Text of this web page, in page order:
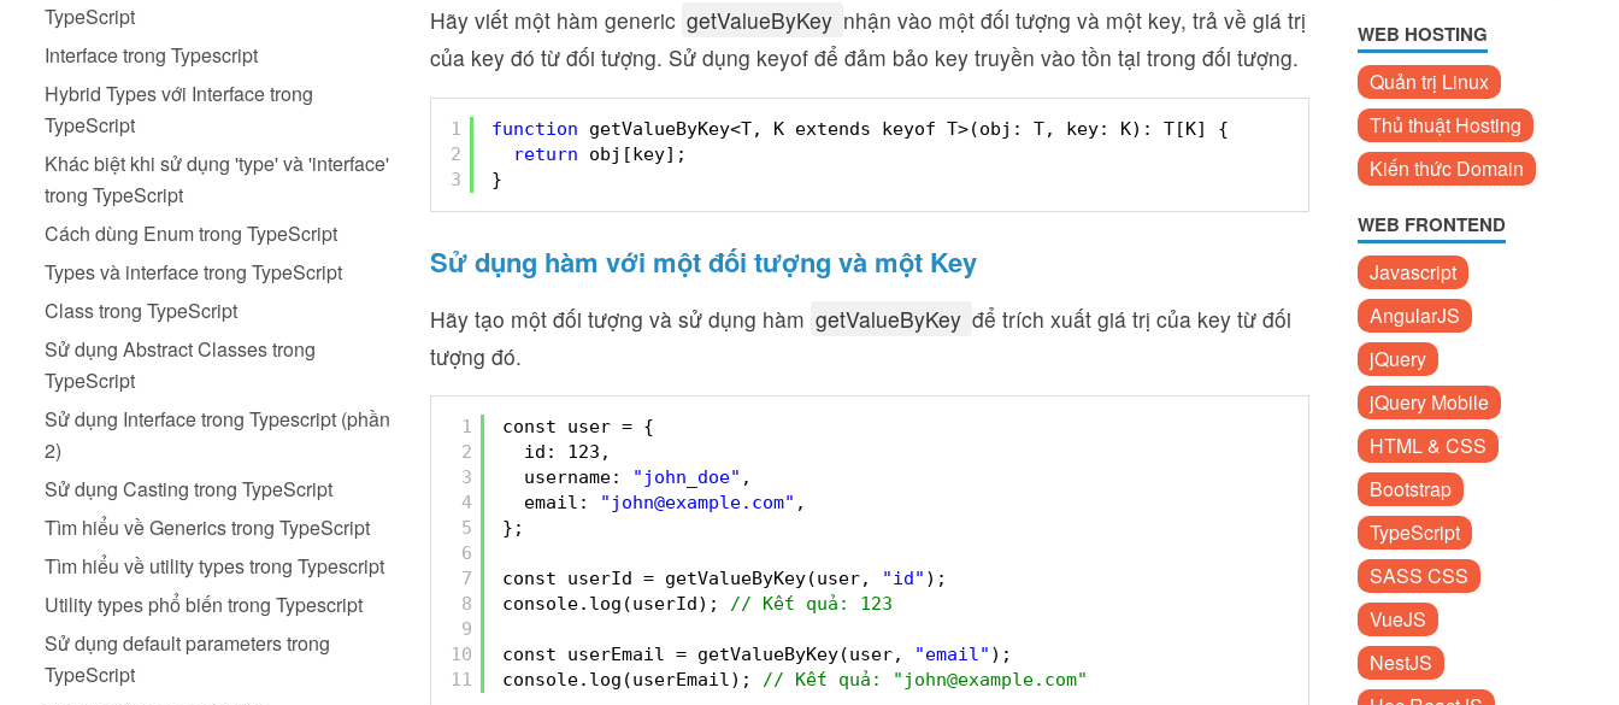
TypeScript
Interface trong Typescript
Hybrid Types với Interface trong
TypeScript
Khác biệt khi sử dụng 'type' và 'interface'
trong TypeScript
Cách dùng Enum trong TypeScript
Types và interface trong TypeScript
Class trong TypeScript
Sử dụng Abstract Classes trong
TypeScript
Sử dụng Interface trong Typescript (phần
2)
Sử dụng Casting trong TypeScript
Tìm hiểu về Generics trong TypeScript
Tìm hiểu về utility types trong Typescript
Utility types phổ biến trong Typescript
Sử dụng default parameters trong
TypeScript
Hãy viết một hàm generic getValueByKey nhận vào một đối tượng và một key, trả về giá trị
của key đó từ đối tượng. Sử dụng keyof để đảm bảo key truyền vào tồn tại trong đối tượng.
1
2
3
function
getValueByKey<T, K extends keyof T>(obj: T, key: K): T[K] {
return
obj[key];
}
Sử dụng hàm với một đối tượng và một Key
Hãy tạo một đối tượng và sử dụng hàm getValueByKey để trích xuất giá trị của key từ đối
tượng đó.
1
2
3
4
5
6
7
8
9
10
11
const user = {
id: 123,
username:
"john_doe" ,
email:
"john@example.com" ,
};
const userId = getValueByKey(user, "id" );
console.log(userId); // Kết quả: 123
const userEmail = getValueByKey(user, "email" );
console.log(userEmail); // Kết quả: "john@example.com"
WEB HOSTING
Quản trị Linux
Thủ thuật Hosting
Kiến thức Domain
WEB FRONTEND
Javascript
AngularJS
jQuery
jQuery Mobile
HTML & CSS
Bootstrap
TypeScript
SASS CSS
VueJS
NestJS